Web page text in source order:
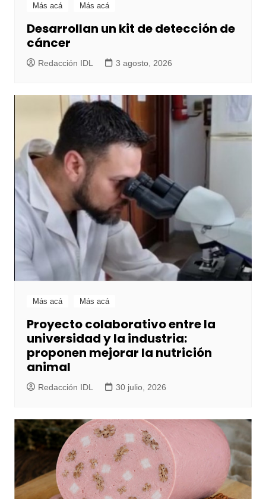
Más acá Más acá
Desarrollan un kit de detección de
cáncer
Redacción IDL 3 agosto, 2026
Más acá Más acá
Proyecto colaborativo entre la
universidad y la industria:
proponen mejorar la nutrición
animal
Redacción IDL 30 julio, 2026